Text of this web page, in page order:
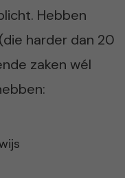
Hebben
harder dan 20
zaken wél